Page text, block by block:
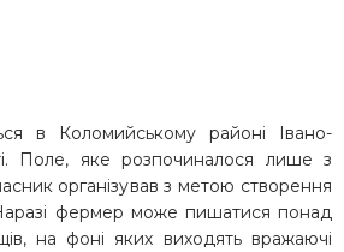
в Коломийському районі Івано-
Поле, яке розпочиналося лише з
організував з метою створення
фермер може пишатися понад
на фоні яких виходять вражаючі